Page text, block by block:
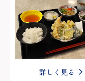
詳しく見る